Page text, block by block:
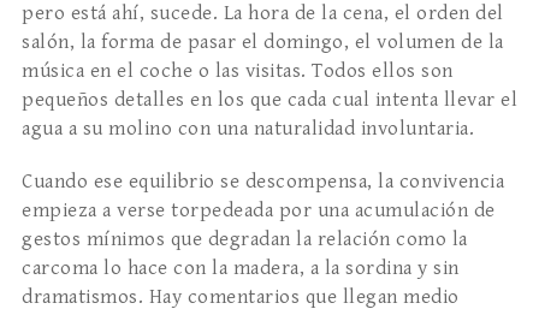
pero está ahí, sucede. La hora de la cena, el orden del
salón, la forma de pasar el domingo, el volumen de la
música en el coche o las visitas. Todos ellos son
pequeños detalles en los que cada cual intenta llevar el
agua a su molino con una naturalidad involuntaria.
Cuando ese equilibrio se descompensa, la convivencia
empieza a verse torpedeada por una acumulación de
gestos mínimos que degradan la relación como la
carcoma lo hace con la madera, a la sordina y sin
dramatismos. Hay comentarios que llegan medio